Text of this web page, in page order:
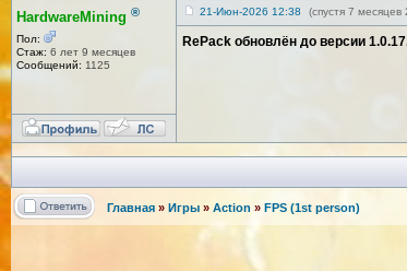
HardwareMining ®
Пол:
Стаж: 6 лет 9 месяцев
Сообщений: 1125
21-Июн-2026 12:38 (спустя 7 месяцев
RePack обновлён до версии
Главная » Игры » Action » FPS (1st person)